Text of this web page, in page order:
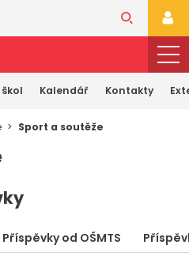
Kalendář Kontakty
Sport a soutěže
Příspěvky od OŠMTS